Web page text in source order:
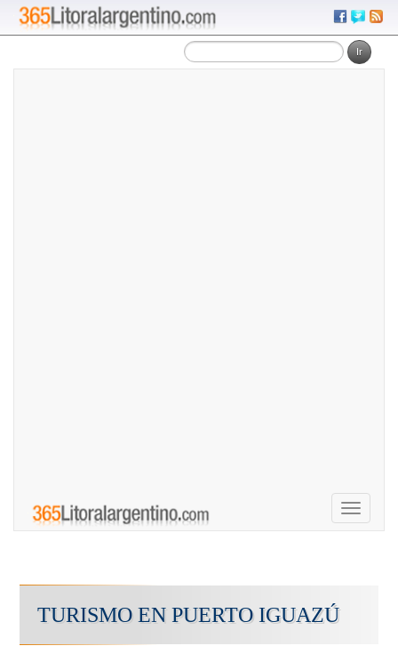
Toggle
TURISMO EN PUERTO IGUAZÚ